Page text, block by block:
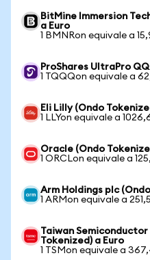
BitMine Immersion
a Euro
1 BMNRon equivale a
ProShares UltraPro
1 TQQQon equivale a
Eli Lilly (Ondo
1 LLYon equivale a
Oracle (Ondo
1 ORCLon equivale a
Arm Holdings plc
1 ARMon equivale a
Taiwan
Tokenized) a Euro
1 TSMon equivale a